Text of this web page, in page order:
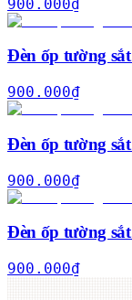
900.000₫
Đèn ốp tường
900.000₫
Đèn ốp tường
900.000₫
Đèn ốp tường
900.000₫